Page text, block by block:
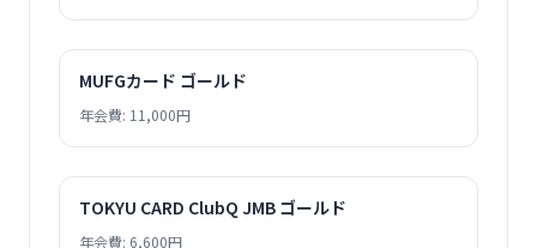
MUFGカード ゴールド
年会費: 11,000円
TOKYU CARD ClubQ JMB ゴールド
年会費: 6,600円